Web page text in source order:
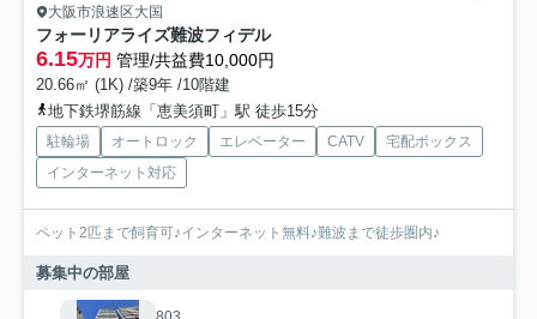
大阪市浪速区大国
フォーリアライズ難波フィデル
6.15万円 管理/共益費10,000円
20.66㎡ (1K) /築9年 /10階建
地下鉄堺筋線「恵美須町」駅 徒歩15分
駐輪場 オートロック エレベーター CATV
宅配ボックス
インターネット対応
ペット2匹まで飼育可♪インターネット無料♪難波まで徒歩圏内♪
募集中の部屋